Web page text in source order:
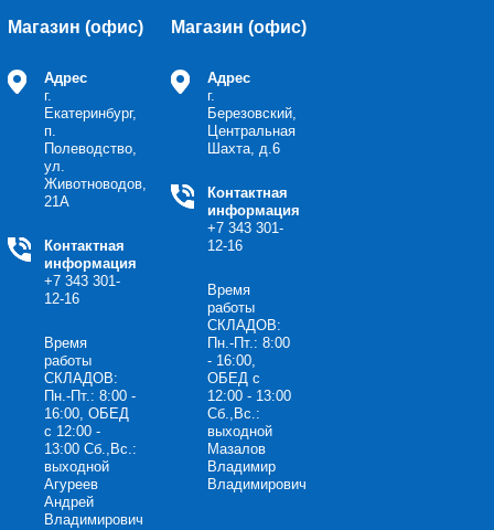
Магазин (офис)
Адрес
г.
Екатеринбург,
п.
Полеводство,
ул.
Животноводов,
21А
Контактная
информация
+7 343 301-
12-16
Время
работы
СКЛАДОВ:
Пн.-Пт.: 8:00 -
16:00, ОБЕД
с 12:00 -
13:00 Сб.,Вс.:
выходной
Агуреев
Андрей
Владимирович
Магазин (офис)
Адрес
г.
Березовский,
Центральная
Шахта, д.6
Контактная
информация
+7 343 301-
12-16
Время
работы
СКЛАДОВ:
Пн.-Пт.: 8:00
- 16:00,
ОБЕД с
12:00 - 13:00
Сб.,Вс.:
выходной
Мазалов
Владимир
Владимирович